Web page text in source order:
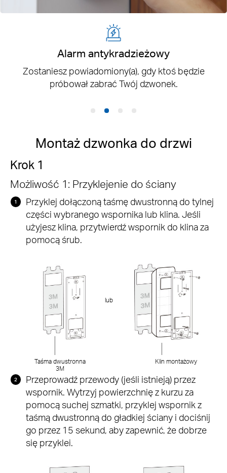
Strefy aktywności
Zostaniesz powiadomiony(a), gdy pojawi się
aktywność w określonych strefach.
Montaż dzwonka do drzwi
Krok 1
Możliwość 1: Przyklejenie do ściany
Przyklej dołączoną taśmę dwustronną do tylnej
części wybranego wspornika lub klina. Jeśli
użyjesz klina, przytwierdź wspornik do klina za
pomocą śrub.
Taśma dwustronna
3M
lub
Klin montażowy
Przeprowadź przewody (jeśli istnieją) przez
wspornik. Wytrzyj powierzchnię z kurzu za
pomocą suchej szmatki, przyklej wspornik z
taśmą dwustronną do gładkiej ściany i dociśnij
go przez 15 sekund, aby zapewnić, że dobrze
się przyklei.